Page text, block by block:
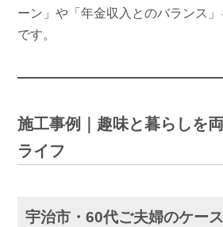
ーン」や「年金収入とのバランス
です。
施工事例｜趣味と暮らしを
ライフ
宇治市・60代ご夫婦のケース